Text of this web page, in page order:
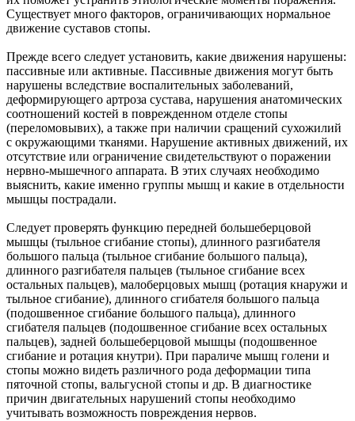
Существует много факторов, ограничивающих нормальное
движение суставов стопы.
Прежде всего следует установить, какие движения нарушены:
пассивные или активные. Пассивные движения могут быть
нарушены вследствие воспалительных заболеваний,
деформирующего артроза сустава, нарушения анатомических
соотношений костей в поврежденном отделе стопы
(переломовывих), а также при наличии сращений сухожилий
с окружающими тканями. Нарушение активных движений, их
отсутствие или ограничение свидетельствуют о поражении
нервно-мышечного аппарата. В этих случаях необходимо
выяснить, какие именно группы мышц и какие в отдельности
мышцы пострадали.
Следует проверять функцию передней большеберцовой
мышцы (тыльное сгибание стопы), длинного разгибателя
большого пальца (тыльное сгибание большого пальца),
длинного разгибателя пальцев (тыльное сгибание всех
остальных пальцев), малоберцовых мышц (ротация кнаружи и
тыльное сгибание), длинного сгибателя большого пальца
(подошвенное сгибание большого пальца), длинного
сгибателя пальцев (подошвенное сгибание всех остальных
пальцев), задней большеберцовой мышцы (подошвенное
сгибание и ротация кнутри). При параличе мышц голени и
стопы можно видеть различного рода деформации типа
пяточной стопы, вальгусной стопы и др. В диагностике
причин двигательных нарушений стопы необходимо
учитывать возможность повреждения нервов.